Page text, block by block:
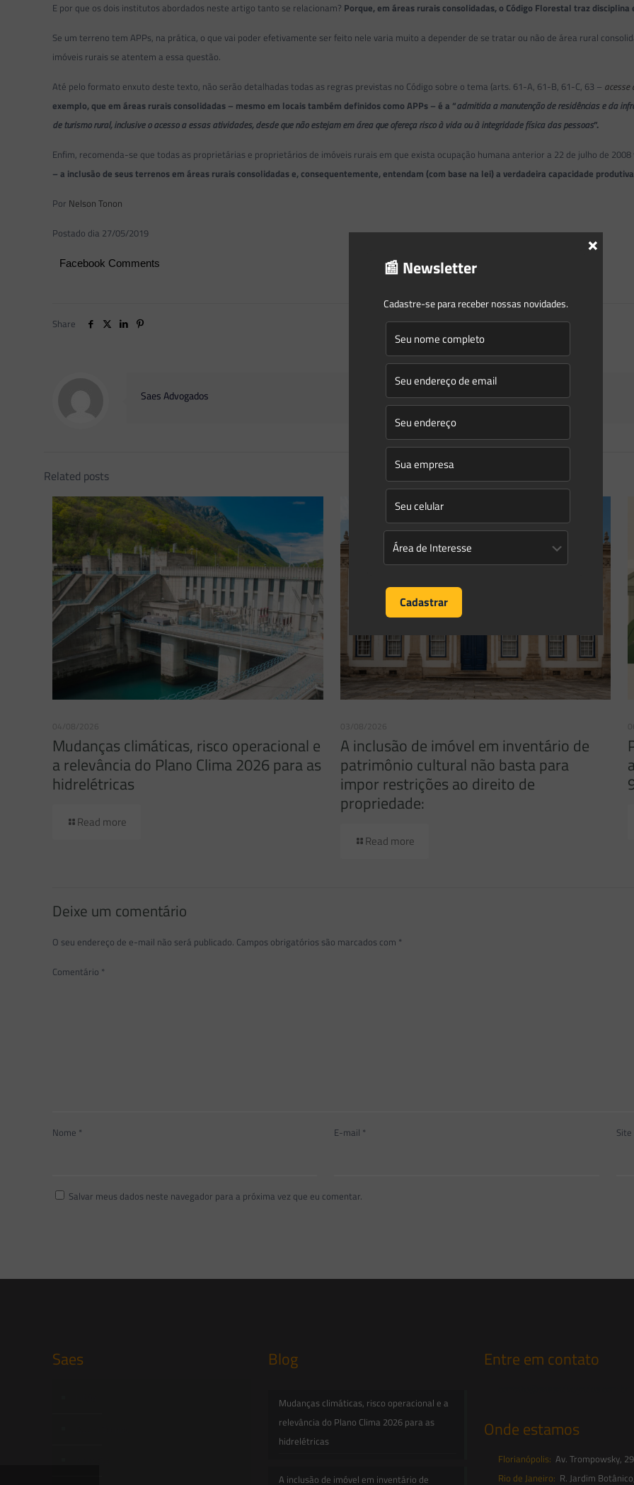
E por que os dois institutos abordados neste artigo tanto se relacionam? Porque, em áreas rurais consolidadas, o Código Florestal traz
Se um terreno tem APPs, na prática, o que vai poder efetivamente ser feito nele varia muito a depender de se tratar ou não de área rural
imóveis rurais se atentem a essa questão.
Até pelo formato enxuto deste texto, não serão detalhadas todas as regras previstas no Código sobre o tema (arts. 61-A, 61-B, 61-C, 63 – acesse
exemplo, que em áreas rurais consolidadas – mesmo em locais também definidos como APPs – é a “admitida a manutenção de residências e da
de turismo rural, inclusive o acesso a essas atividades, desde que não estejam em área que ofereça risco à vida ou à integridade física das pessoas”.
Enfim, recomenda-se que todas as proprietárias e proprietários de imóveis rurais em que exista ocupação humana anterior a 22 de julho de
– a inclusão de seus terrenos em áreas rurais consolidadas e, consequentemente, entendam (com base na lei) a verdadeira capacidade
Por Nelson Tonon
Postado dia 27/05/2019
Facebook Comments
Share
Saes Advogados
Related posts
04/08/2026
Mudanças climáticas, risco operacional e
a relevância do Plano Clima 2026 para as
hidrelétricas
Read more
03/08/2026
A inclusão de imóvel em inventário de
patrimônio cultural não basta para
impor restrições ao direito de
propriedade:
Read more
Deixe um comentário
O seu endereço de e-mail não será publicado. Campos obrigatórios são marcados com *
Comentário *
Nome * E-mail * Site
Salvar meus dados neste navegador para a próxima vez que eu comentar.
Saes Blog
Mudanças climáticas, risco operacional e a
relevância do Plano Clima 2026 para as
hidrelétricas
A inclusão de imóvel em inventário de
Entre em contato
Onde estamos
Florianópolis: Av. Trompowsky,
Rio de Janeiro: R. Jardim
📰 Newsletter
Cadastre-se para receber nossas novidades.
×